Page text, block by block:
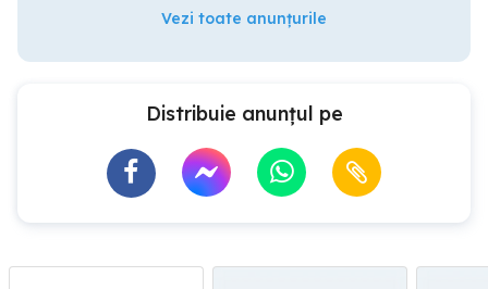
Vezi toate anunțurile
Distribuie anunțul pe